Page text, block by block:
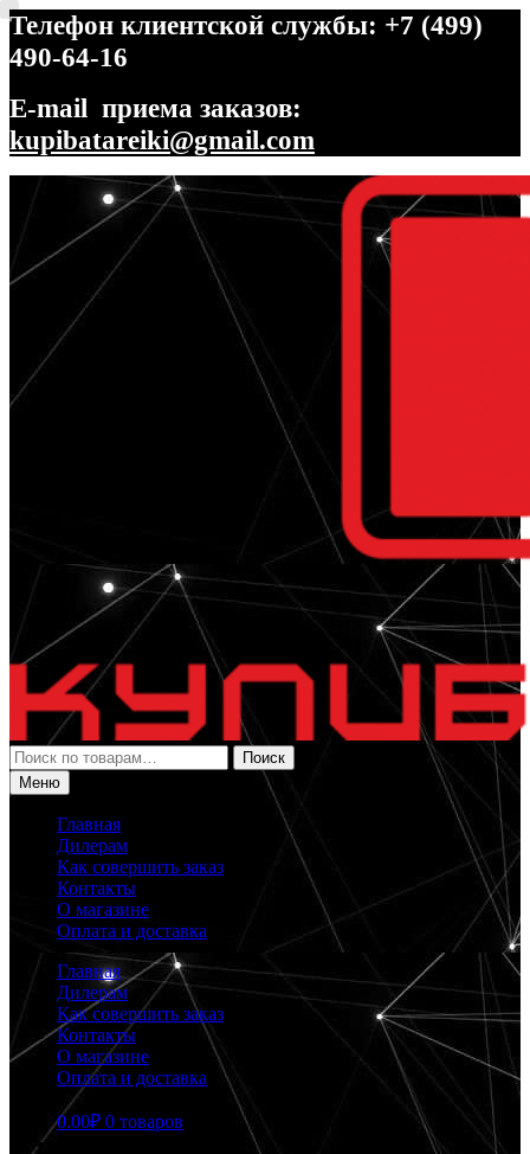
Телефон клиентской службы: +7 (499)
490-64-16
E-mail приема заказов:
kupibatareiki@gmail.com
Перейти
навигации
Перейти
содержимому
Искать:
Поиск
Меню
Главная
Дилерам
Как совершить заказ
Контакты
О магазине
Оплата и доставка
Главная
Дилерам
Как совершить заказ
Контакты
О магазине
Оплата и доставка
0.00₽ 0 товаров